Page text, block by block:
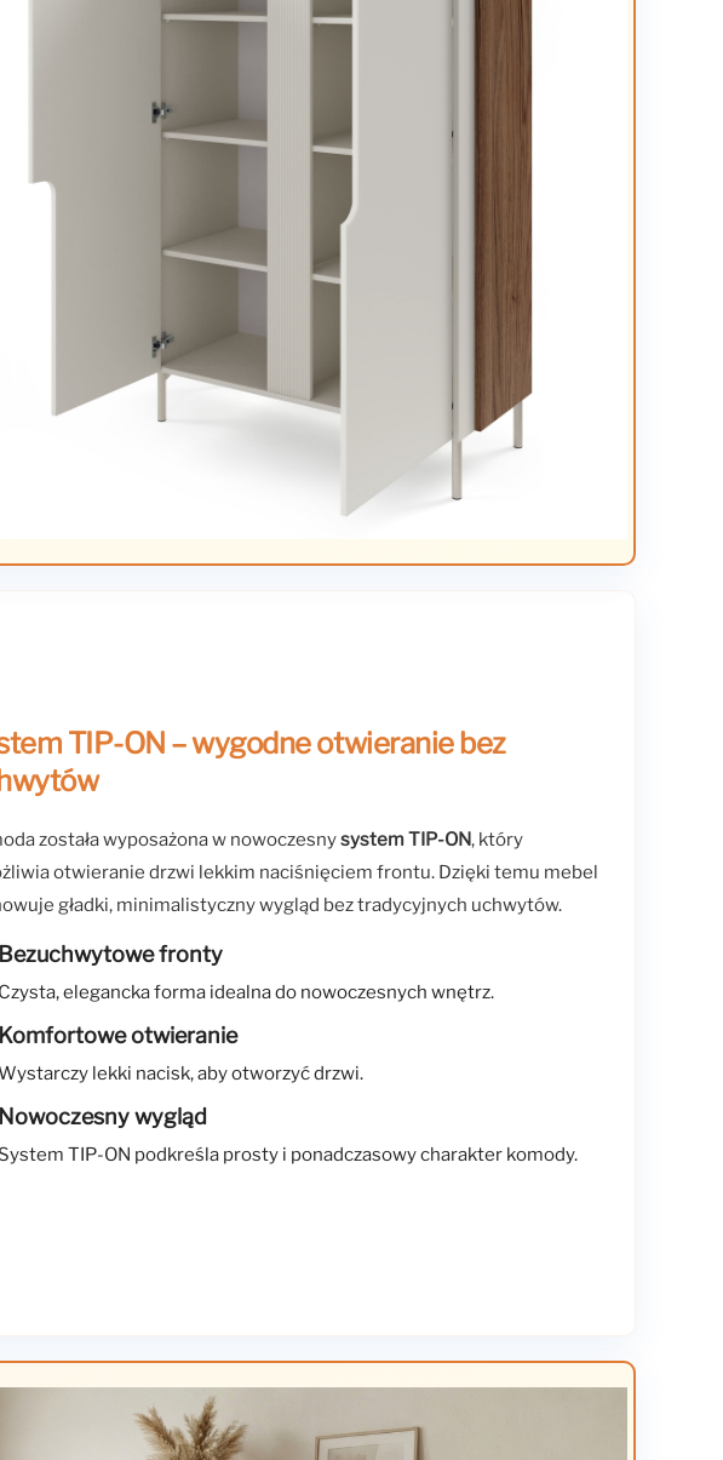
TIP-ON – wygodne otwieranie bez
została wyposażona w nowoczesnysystem TIP-ON, który
otwieranie drzwi lekkim naciśnięciem frontu. Dzięki temu mebel
gładki, minimalistyczny wygląd bez tradycyjnych uchwytów.
Bezuchwytowe fronty
Czysta, elegancka forma idealna do nowoczesnych wnętrz.
Komfortowe otwieranie
lekki nacisk, aby otworzyć drzwi.
Nowoczesny wygląd
System TIP-ON podkreśla prosty i ponadczasowy charakter komody.